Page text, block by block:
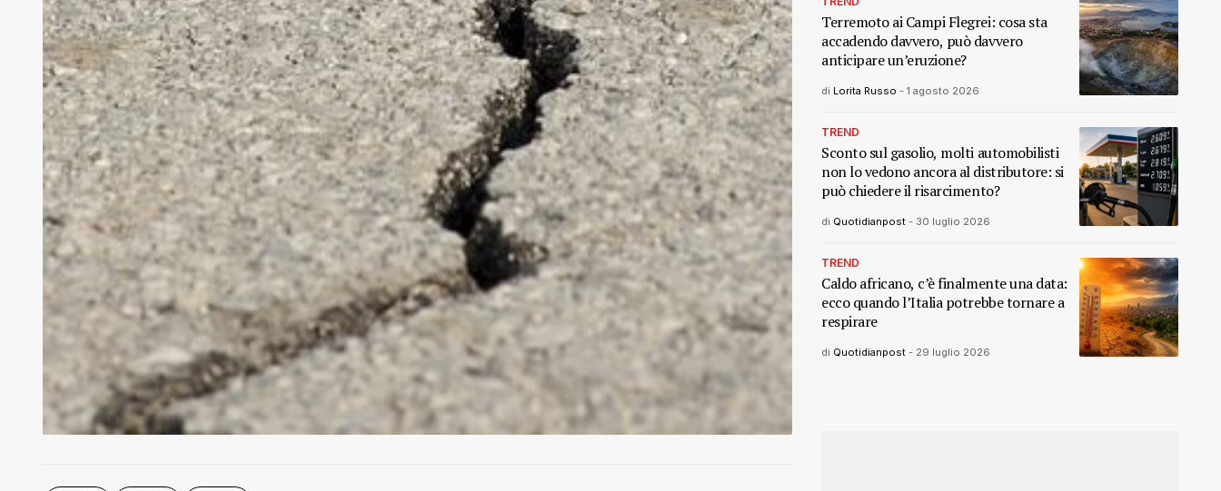
Terremoto ai Campi Flegrei: cosa sta
accadendo davvero, può davvero
anticipare un’eruzione?
di Lorita Russo - 1 agosto 2026
TREND
Sconto sul gasolio, molti automobilisti
non lo vedono ancora al distributore: si
può chiedere il risarcimento?
di Quotidianpost - 30 luglio 2026
TREND
Caldo africano, c’è finalmente una data:
ecco quando l’Italia potrebbe tornare a
respirare
di Quotidianpost - 29 luglio 2026